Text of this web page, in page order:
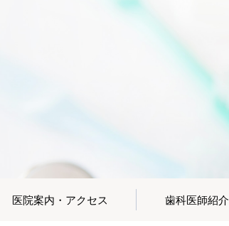
医院案内・アクセス 歯科医師紹介